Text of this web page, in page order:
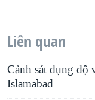
Liên quan
Cảnh sát đụng
Islamabad